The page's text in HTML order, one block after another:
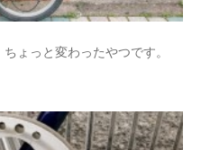
ょっと変わったやつです。